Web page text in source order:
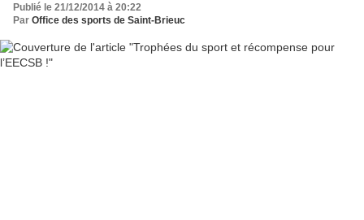
Publié le 21/12/2014 à 20:22
Par Office des sports de Saint-Brieuc